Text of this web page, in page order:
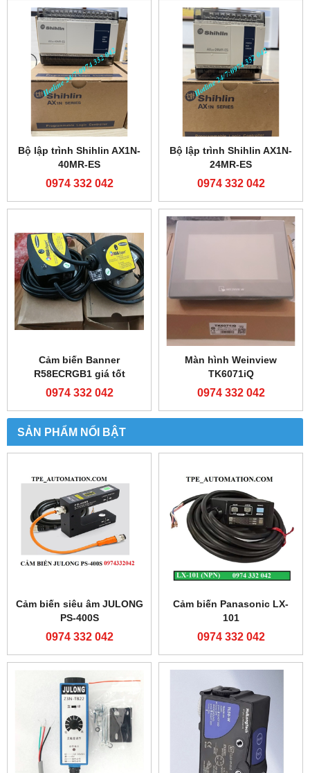
Bộ lập trình Shihlin AX1N-
40MR-ES
0974 332 042
Bộ lập trình Shihlin AX1N-
24MR-ES
0974 332 042
Cảm biến Banner
R58ECRGB1 giá tốt
0974 332 042
Màn hình Weinview
TK6071iQ
0974 332 042
SẢN PHẨM NỔI BẬT
Cảm biến siêu âm JULONG
PS-400S
0974 332 042
Cảm biến Panasonic LX-
101
0974 332 042